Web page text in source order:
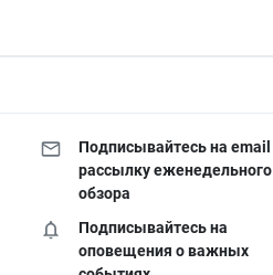
Подписывайтесь на email
рассылку еженедельного
обзора
Подписывайтесь на
оповещения о важных